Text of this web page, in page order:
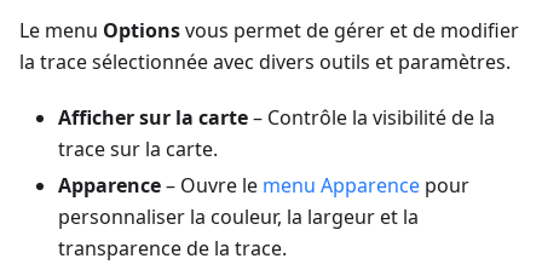
Le menu Optionsvous permet de gérer et de modifier
la trace sélectionnée avec divers outils et paramètres.
Afficher sur la carte– Contrôle la visibilité de la
trace sur la carte.
Apparence– Ouvre le menu Apparence pour
personnaliser la couleur, la largeur et la
transparence de la trace.